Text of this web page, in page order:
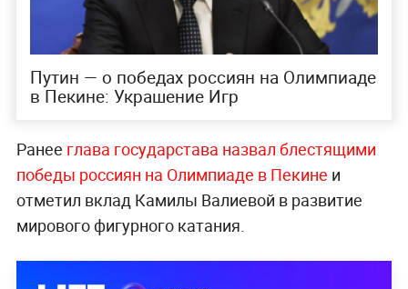
Путин — о победах россиян на Олимпиаде
в Пекине: Украшение Игр
Ранее глава государстава назвал блестящими
победы россиян на Олимпиаде в Пекине и
отметил вклад Камилы Валиевой в развитие
мирового фигурного катания.